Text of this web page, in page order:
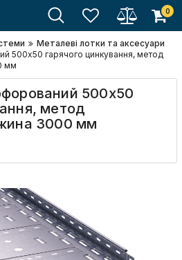
0
Металеві лотки та аксесуари
500х50 гарячого цинкування, метод
мм
500х50
метод
3000 мм